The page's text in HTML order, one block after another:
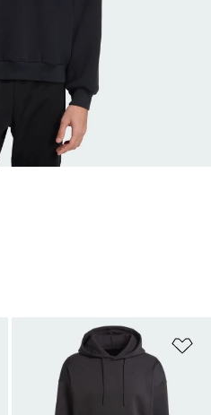
Pridať do zoznamu želaných